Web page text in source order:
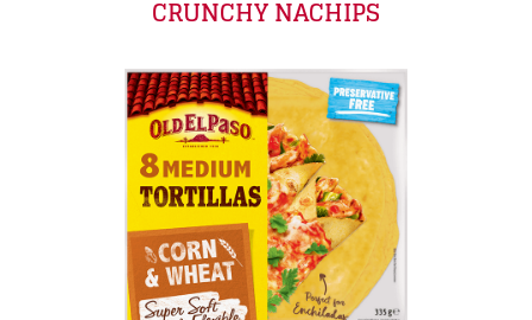
CRUNCHY NACHIPS